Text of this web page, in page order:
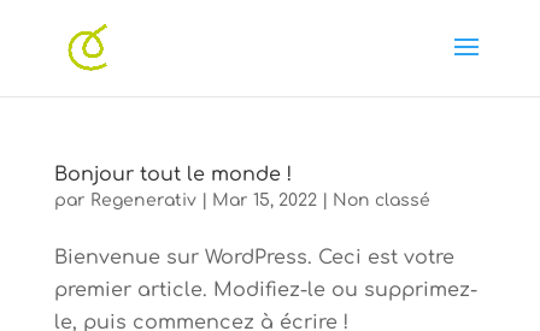
Bonjour tout le monde !
par Regenerativ| Mar 15, 2022| Non classé
Bienvenue sur WordPress. Ceci est votre
premier article. Modifiez-le ou supprimez-
le, puis commencez à écrire !